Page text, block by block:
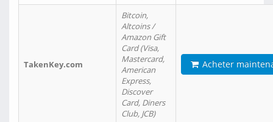
TakenKey.com
Bitcoin,
Altcoins /
Amazon Gift
Card (Visa,
Mastercard,
American
Express,
Discover
Card, Diners
Club, JCB)
Acheter